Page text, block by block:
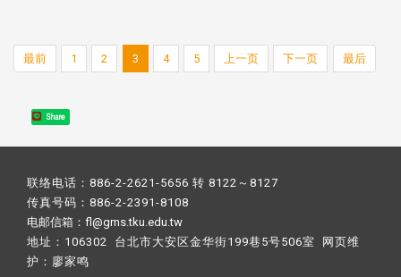
最前 1 2 3 4 5 上一页 下一页 最后
Share
联络电话：886-2-2621-5656 转 8122～8127
传真号码：886-2-2391-8108
电邮信箱：fl@gms.tku.edu.tw
地址：106302 台北市大安区金华街199巷5号506室 网页维
护： 廖家鸣​